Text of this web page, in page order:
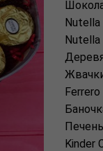
Kinder